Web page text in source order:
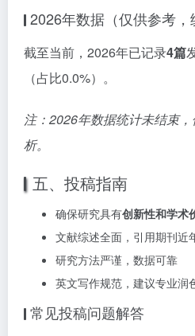
2026年数据（仅供参考，
截至当前，2026年已记录4篇
（占比0.0%）。
注：2026年数据统计未结束
析。
五、投稿指南
确保研究具有创新性和学术
文献综述全面，引用期刊近
研究方法严谨，数据可靠
英文写作规范，建议专业润
常见投稿问题解答